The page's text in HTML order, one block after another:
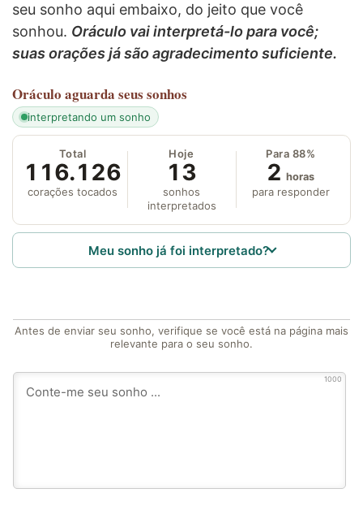
seu sonho aqui embaixo, do jeito que você
sonhou. Oráculo vai interpretá-lo para você;
suas orações já são agradecimento suficiente.
Oráculo aguarda seus sonhos
interpretando um sonho
Total
116.126
corações tocados
Hoje
13
sonhos
interpretados
Para 88%
2 horas
para responder
Meu sonho já foi interpretado?
Antes de enviar seu sonho, verifique se você está na página mais
relevante para o seu sonho.
1000